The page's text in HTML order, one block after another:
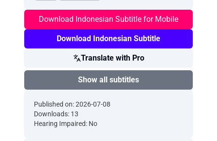
Download Indonesian Subtitle for Mobile
Download Indonesian Subtitle
Translate with Pro
Show all subtitles
Published on: 2026-07-08
Downloads: 13
Hearing Impaired: No